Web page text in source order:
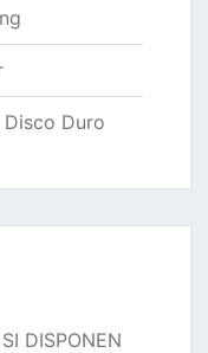
Duro
DISPONEN